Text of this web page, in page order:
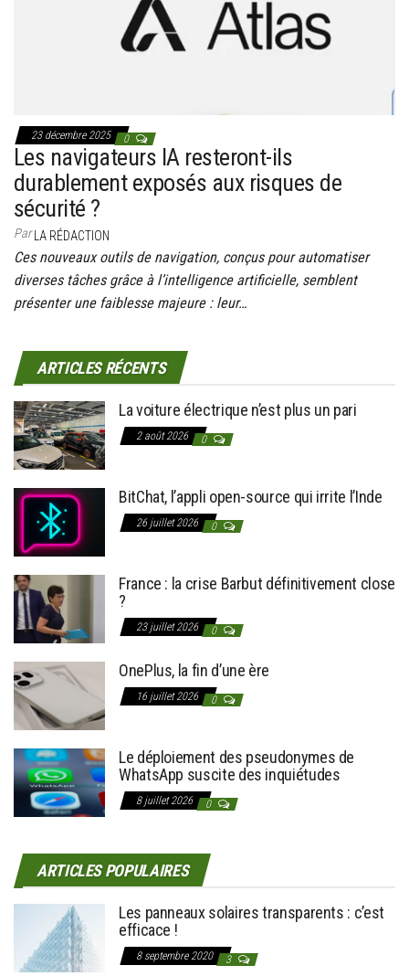
23 décembre 2025 0
Les navigateurs IA resteront-ils
durablement exposés aux risques de
sécurité ?
ParLA RÉDACTION
Ces nouveaux outils de navigation, conçus pour automatiser
diverses tâches grâce à l’intelligence artificielle, semblent
présenter une faiblesse majeure : leur…
ARTICLES RÉCENTS
La voiture électrique n’est plus un pari
2 août 2026 0
BitChat, l’appli open-source qui irrite l’Inde
26 juillet 2026 0
France : la crise Barbut définitivement close
?
23 juillet 2026 0
OnePlus, la fin d’une ère
16 juillet 2026 0
Le déploiement des pseudonymes de
WhatsApp suscite des inquiétudes
8 juillet 2026 0
ARTICLES POPULAIRES
Les panneaux solaires transparents : c’est
efficace !
8 septembre 2020 3